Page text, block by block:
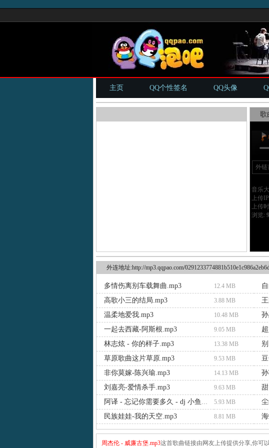
主页 QQ个性签名 QQ头像
歌
外链
音乐
上传
上传
浏览:
外连地址:http://mp3.qqpao.com/
多情伤离别车载舞曲.mp3 12.4 MB
高歌小三的结局.mp3 3.88 MB
温柔地爱我.mp3 10.48 MB
一起去西藏-阿斯根.mp3 9.05 MB
林志炫 - 你的样子.mp3 13.38 MB
草原歌曲这片草原.mp3 9.53 MB
非你莫嫁-陈兴瑜.mp3 14.13 MB
刘嘉亮-爱情杀手.mp3 9.63 MB
阿译 - 忘记你需要多久 - dj 小鱼儿 extended mix.mp3 5.93 MB
民族娃娃-我的天空.mp3 8.81 MB
周杰伦 - 威廉古堡.mp3这首歌曲链接由网友上传提供分享,你可